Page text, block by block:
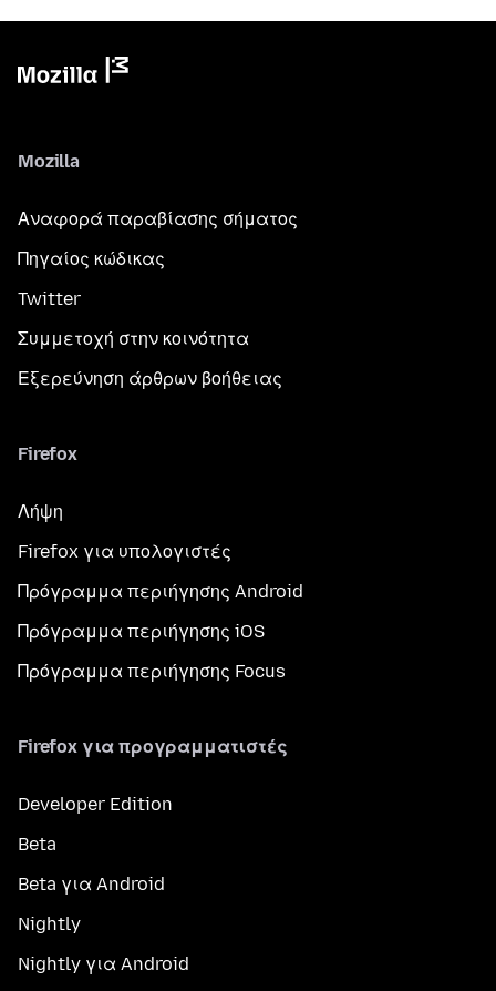
Mozilla
Αναφορά παραβίασης σήματος
Πηγαίος κώδικας
Twitter
Συμμετοχή στην κοινότητα
Εξερεύνηση άρθρων βοήθειας
Firefox
Λήψη
Firefox για υπολογιστές
Πρόγραμμα περιήγησης Android
Πρόγραμμα περιήγησης iOS
Πρόγραμμα περιήγησης Focus
Firefox για προγραμματιστές
Developer Edition
Beta
Beta για Android
Nightly
Nightly για Android